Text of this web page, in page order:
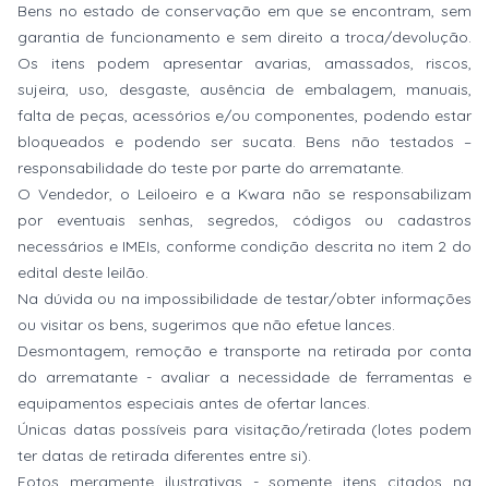
Bens no estado de conservação em que se encontram, sem
garantia de funcionamento e sem direito a troca/devolução.
Os itens podem apresentar avarias, amassados, riscos,
sujeira, uso, desgaste, ausência de embalagem, manuais,
falta de peças, acessórios e/ou componentes, podendo estar
bloqueados e podendo ser sucata. Bens não testados –
responsabilidade do teste por parte do arrematante.
O Vendedor, o Leiloeiro e a Kwara não se responsabilizam
por eventuais senhas, segredos, códigos ou cadastros
necessários e IMEIs, conforme condição descrita no item 2 do
edital deste leilão.
Na dúvida ou na impossibilidade de testar/obter informações
ou visitar os bens, sugerimos que não efetue lances.
Desmontagem, remoção e transporte na retirada por conta
do arrematante - avaliar a necessidade de ferramentas e
equipamentos especiais antes de ofertar lances.
Únicas datas possíveis para visitação/retirada (lotes podem
ter datas de retirada diferentes entre si).
Fotos meramente ilustrativas - somente itens citados na